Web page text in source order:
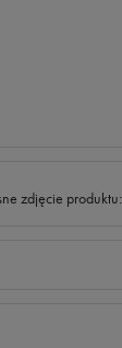
zdjęcie produktu: